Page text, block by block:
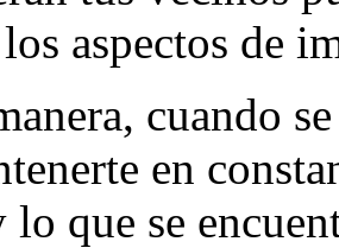
aspectos de
cuando
en
que se